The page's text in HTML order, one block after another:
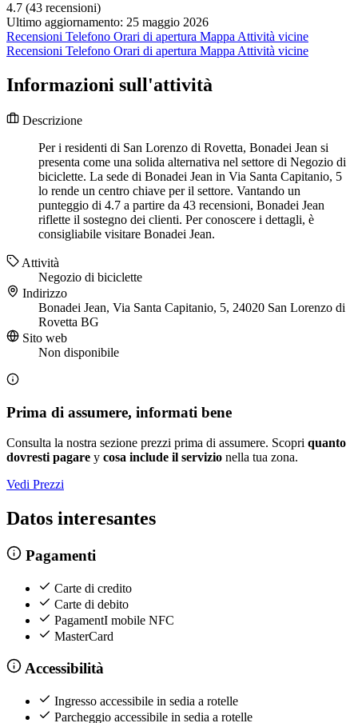
4.7 (43 recensioni)
Ultimo aggiornamento: 25 maggio 2026
Recensioni Telefono Orari di apertura Mappa Attività vicine
Recensioni Telefono Orari di apertura Mappa Attività vicine
Informazioni sull'attività
Descrizione
Per i residenti di San Lorenzo di Rovetta, Bonadei Jean si
presenta come una solida alternativa nel settore di Negozio di
biciclette. La sede di Bonadei Jean in Via Santa Capitanio, 5
lo rende un centro chiave per il settore. Vantando un
punteggio di 4.7 a partire da 43 recensioni, Bonadei Jean
riflette il sostegno dei clienti. Per conoscere i dettagli, è
consigliabile visitare Bonadei Jean.
Attività
Negozio di biciclette
Indirizzo
Bonadei Jean, Via Santa Capitanio, 5, 24020 San Lorenzo di
Rovetta BG
Sito web
Non disponibile
Prima di assumere, informati bene
Consulta la nostra sezione prezzi prima di assumere. Scopri quanto
dovresti pagare y cosa include il servizio nella tua zona.
Vedi Prezzi
Datos interesantes
Pagamenti
Carte di credito
Carte di debito
PagamentI mobile NFC
MasterCard
Accessibilità
Ingresso accessibile in sedia a rotelle
Parcheggio accessibile in sedia a rotelle